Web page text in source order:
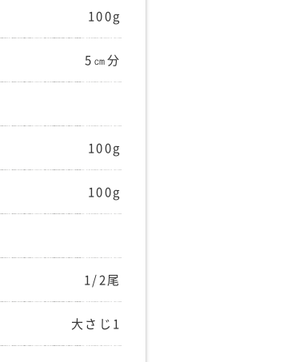
100g
5㎝分
100g
100g
1/2尾
大さじ1